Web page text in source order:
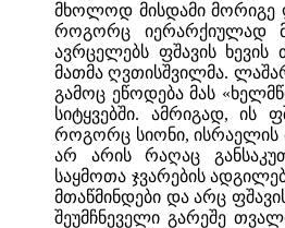
მხოლოდ მისდამი მორიგე
როგორც იერარქიულად
ავრცელებს ფშავის
მათმა ღვთისშვილმა.
გამოც ეწოდება მას
სიტყვებში. ამრიგად, ის
როგორც სიონი, ისრაელის
არ არის რაღაც
საყმოთა ჯვარების
მთაწმინდები და არც
შეუმჩნეველი გარეშე